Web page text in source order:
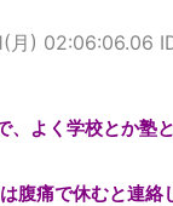
月) 02:06:06.06
よく学校とか塾
腹痛で休むと連絡